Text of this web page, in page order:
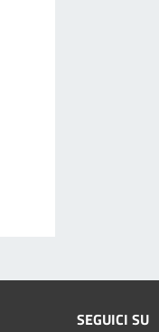
SEGUICI SU